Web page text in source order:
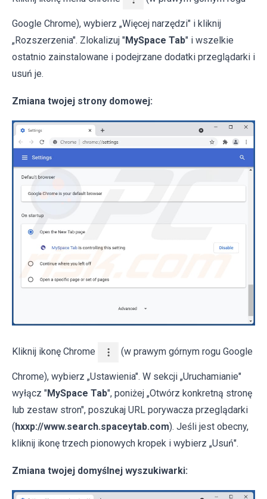
Google Chrome), wybierz „Więcej narzędzi" i kliknij
„Rozszerzenia". Zlokalizuj "MySpace Tab" i wszelkie
ostatnio zainstalowane i podejrzane dodatki przeglądarki i
usuń je.
Zmiana twojej strony domowej:
Kliknij ikonę Chrome (w prawym górnym rogu Google
Chrome), wybierz „Ustawienia". W sekcji „Uruchamianie"
wyłącz "MySpace Tab", poniżej „Otwórz konkretną stronę
lub zestaw stron", poszukaj URL porywacza przeglądarki
(hxxp://www.search.spaceytab.com). Jeśli jest obecny,
kliknij ikonę trzech pionowych kropek i wybierz „Usuń".
Zmiana twojej domyślnej wyszukiwarki: